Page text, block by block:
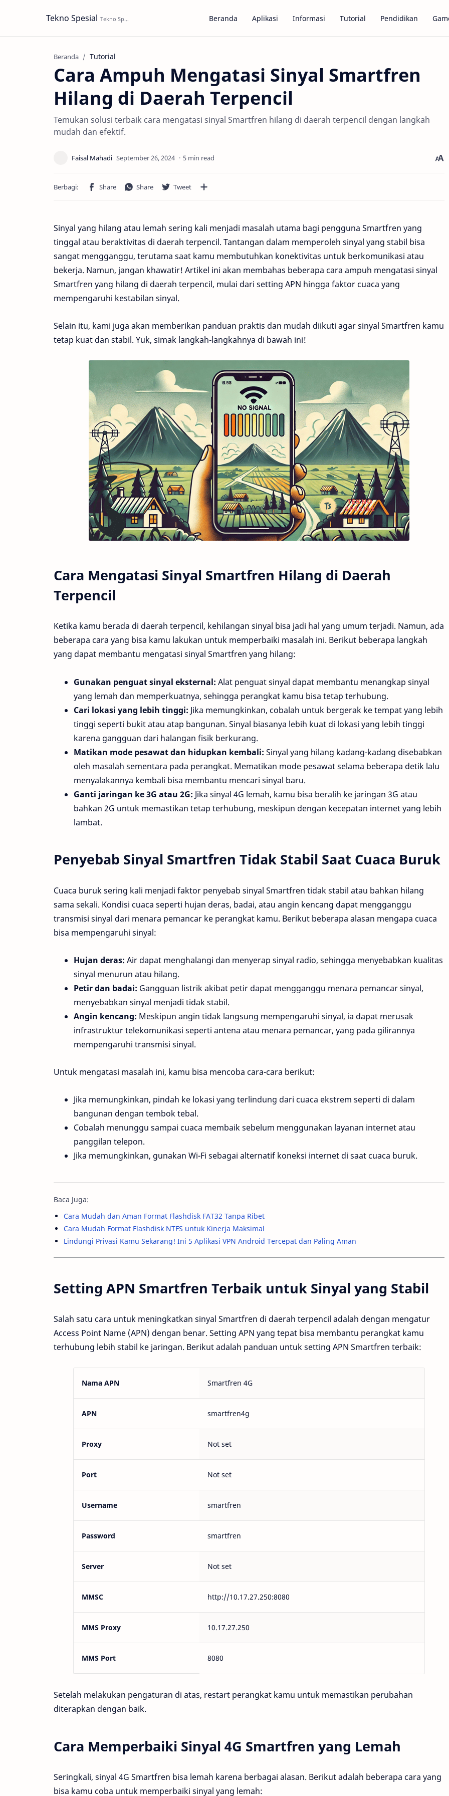
Tekno Spesial Beranda Aplikasi Informasi Tutorial Pendidikan
Beranda Tutorial
Cara Ampuh Mengatasi Sinyal Smartfren
Hilang di Daerah Terpencil
Temukan solusi terbaik cara mengatasi sinyal Smartfren hilang di daerah terpencil dengan langkah
mudah dan efektif.
5 min read
Sinyal yang hilang atau lemah sering kali menjadi masalah utama bagi pengguna Smartfren yang
tinggal atau beraktivitas di daerah terpencil. Tantangan dalam memperoleh sinyal yang stabil bisa
sangat mengganggu, terutama saat kamu membutuhkan konektivitas untuk berkomunikasi atau
bekerja. Namun, jangan khawatir! Artikel ini akan membahas beberapa cara ampuh mengatasi sinyal
Smartfren yang hilang di daerah terpencil, mulai dari setting APN hingga faktor cuaca yang
mempengaruhi kestabilan sinyal.
Selain itu, kami juga akan memberikan panduan praktis dan mudah diikuti agar sinyal Smartfren kamu
tetap kuat dan stabil. Yuk, simak langkah-langkahnya di bawah ini!
Cara Mengatasi Sinyal Smartfren Hilang di Daerah
Terpencil
Ketika kamu berada di daerah terpencil, kehilangan sinyal bisa jadi hal yang umum terjadi. Namun, ada
beberapa cara yang bisa kamu lakukan untuk memperbaiki masalah ini. Berikut beberapa langkah
yang dapat membantu mengatasi sinyal Smartfren yang hilang:
Gunakan penguat sinyal eksternal: Alat penguat sinyal dapat membantu menangkap sinyal
yang lemah dan memperkuatnya, sehingga perangkat kamu bisa tetap terhubung.
Cari lokasi yang lebih tinggi: Jika memungkinkan, cobalah untuk bergerak ke tempat yang lebih
tinggi seperti bukit atau atap bangunan. Sinyal biasanya lebih kuat di lokasi yang lebih tinggi
karena gangguan dari halangan fisik berkurang.
Matikan mode pesawat dan hidupkan kembali: Sinyal yang hilang kadang-kadang disebabkan
oleh masalah sementara pada perangkat. Mematikan mode pesawat selama beberapa detik lalu
menyalakannya kembali bisa membantu mencari sinyal baru.
Ganti jaringan ke 3G atau 2G: Jika sinyal 4G lemah, kamu bisa beralih ke jaringan 3G atau
bahkan 2G untuk memastikan tetap terhubung, meskipun dengan kecepatan internet yang lebih
lambat.
Penyebab Sinyal Smartfren Tidak Stabil Saat Cuaca Buruk
Cuaca buruk sering kali menjadi faktor penyebab sinyal Smartfren tidak stabil atau bahkan hilang
sama sekali. Kondisi cuaca seperti hujan deras, badai, atau angin kencang dapat mengganggu
transmisi sinyal dari menara pemancar ke perangkat kamu. Berikut beberapa alasan mengapa cuaca
bisa mempengaruhi sinyal:
Hujan deras: Air dapat menghalangi dan menyerap sinyal radio, sehingga menyebabkan kualitas
sinyal menurun atau hilang.
Petir dan badai: Gangguan listrik akibat petir dapat mengganggu menara pemancar sinyal,
menyebabkan sinyal menjadi tidak stabil.
Angin kencang: Meskipun angin tidak langsung mempengaruhi sinyal, ia dapat merusak
infrastruktur telekomunikasi seperti antena atau menara pemancar, yang pada gilirannya
mempengaruhi transmisi sinyal.
Untuk mengatasi masalah ini, kamu bisa mencoba cara-cara berikut:
Jika memungkinkan, pindah ke lokasi yang terlindung dari cuaca ekstrem seperti di dalam
bangunan dengan tembok tebal.
Cobalah menunggu sampai cuaca membaik sebelum menggunakan layanan internet atau
panggilan telepon.
Jika memungkinkan, gunakan Wi-Fi sebagai alternatif koneksi internet di saat cuaca buruk.
Baca Juga:
Cara Mudah dan Aman Format Flashdisk FAT32 Tanpa Ribet
Cara Mudah Format Flashdisk NTFS untuk Kinerja Maksimal
Lindungi Privasi Kamu Sekarang! Ini 5 Aplikasi VPN Android Tercepat dan Paling Aman
Setting APN Smartfren Terbaik untuk Sinyal yang Stabil
Salah satu cara untuk meningkatkan sinyal Smartfren di daerah terpencil adalah dengan mengatur
Access Point Name (APN) dengan benar. Setting APN yang tepat bisa membantu perangkat kamu
terhubung lebih stabil ke jaringan. Berikut adalah panduan untuk setting APN Smartfren terbaik:
Nama APN Smartfren 4G
APN smartfren4g
Proxy Not set
Port Not set
Username smartfren
Password smartfren
Server Not set
MMSC http://10.17.27.250:8080
MMS Proxy 10.17.27.250
MMS Port 8080
Setelah melakukan pengaturan di atas, restart perangkat kamu untuk memastikan perubahan
diterapkan dengan baik.
Cara Memperbaiki Sinyal 4G Smartfren yang Lemah
Seringkali, sinyal 4G Smartfren bisa lemah karena berbagai alasan. Berikut adalah beberapa cara yang
bisa kamu coba untuk memperbaiki sinyal yang lemah: